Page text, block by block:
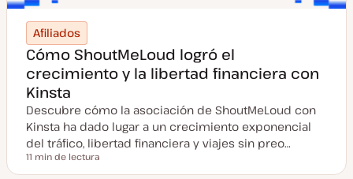
Afiliados
Cómo ShoutMeLoud logró el
crecimiento y la libertad financiera con
Kinsta
Descubre cómo la asociación de ShoutMeLoud con
Kinsta ha dado lugar a un crecimiento exponencial
del tráfico, libertad financiera y viajes sin preo…
Tiempo de lectura
11 min de lectura